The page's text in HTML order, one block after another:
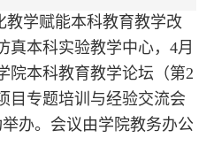
教学赋能本科教育教学改
真本科实验教学中心，4月
院本科教育教学论坛（第2
目专题培训与经验交流会
办。会议由学院教务办公